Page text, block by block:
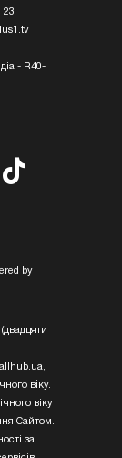
23
- R40-
by
віку.
віку
Сайтом.
за